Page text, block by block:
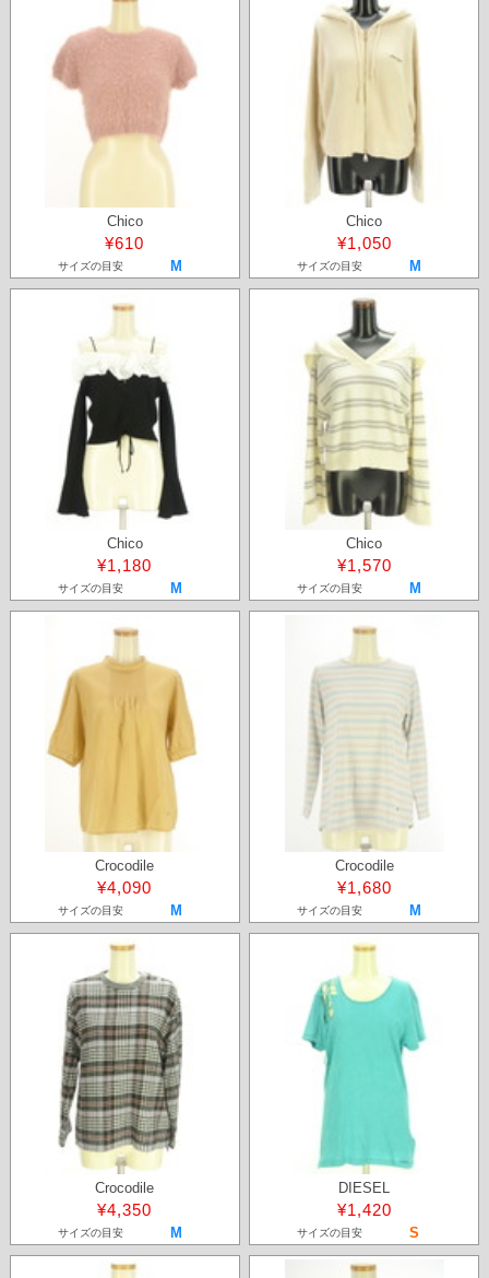
Chico
¥610
サイズの目安 M
Chico
¥1,050
サイズの目安 M
Chico
¥1,180
サイズの目安 M
Chico
¥1,570
サイズの目安 M
Crocodile
¥4,090
サイズの目安 M
Crocodile
¥1,680
サイズの目安 M
Crocodile
¥4,350
サイズの目安 M
DIESEL
¥1,420
サイズの目安 S